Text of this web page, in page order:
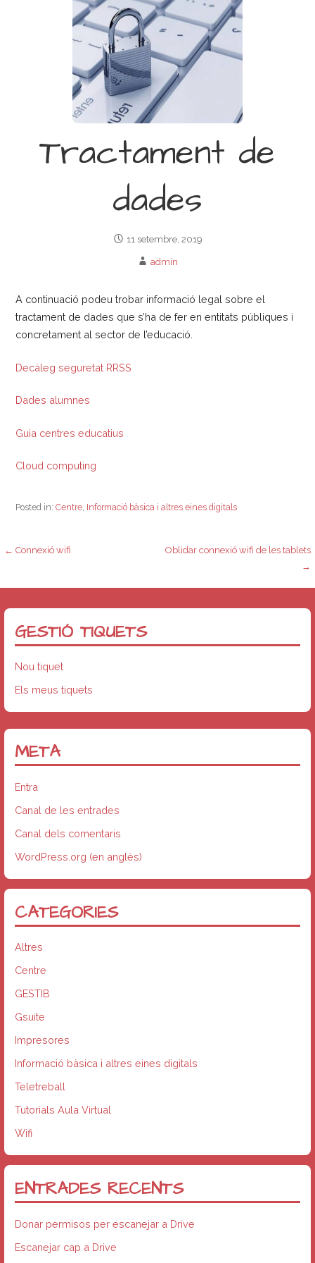
Tractament de
dades
11 setembre, 2019
admin
A continuació podeu trobar informació legal sobre el
tractament de dades que s’ha de fer en entitats públiques i
concretament al sector de l’educació.
Decàleg seguretat RRSS
Dades alumnes
Guia centres educatius
Cloud computing
Posted in:Centre, Informació bàsica i altres eines digitals
Navegació
d'entrades
← Connexió wifi
Oblidar connexió wifi de les tablets
→
GESTIÓ TIQUETS
Nou tiquet
Els meus tiquets
META
Entra
Canal de les entrades
Canal dels comentaris
WordPress.org (en anglès)
CATEGORIES
Altres
Centre
GESTIB
Gsuite
Impresores
Informació bàsica i altres eines digitals
Teletreball
Tutorials Aula Virtual
Wifi
ENTRADES RECENTS
Donar permisos per escanejar a Drive
Escanejar cap a Drive